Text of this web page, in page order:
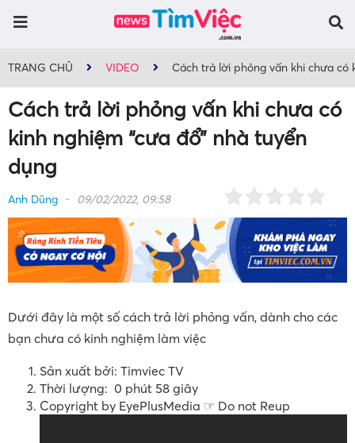
TRANG CHỦ VIDEO Cách trả lời phỏng vấn khi chưa có
Cách trả lời phỏng vấn khi chưa có
kinh nghiệm “cưa đổ” nhà tuyển
dụng
Anh Dũng 09/02/2022, 09:58
Dưới đây là một số cách trả lời phỏng vấn, dành cho các
bạn chưa có kinh nghiệm làm việc
Sản xuất bởi: Timviec TV
Thời lượng: 0 phút 58 giây
Copyright by EyePlusMedia ☞ Do not Reup